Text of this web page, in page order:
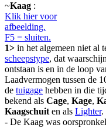
~Kaag :
Klik hier voor
afbeelding.
F5 = sluiten.
1> in het algemeen niet al
scheepstype, dat
ontstaan is en in de loop
Laadvermogen tussen de
de tuigage hebben in die
bekend als Cage, Kage,
Kaagschuit en als Lighter.
- De Kaag was